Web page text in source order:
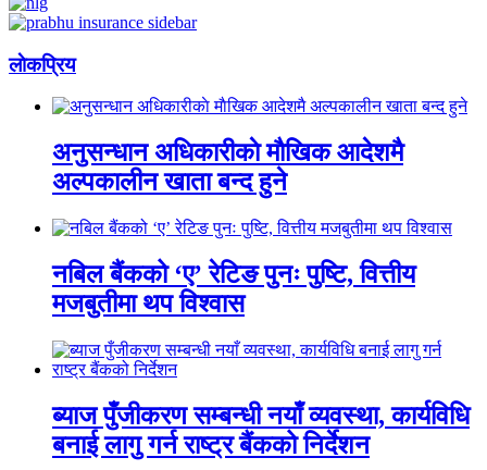
लाेकप्रिय
अनुसन्धान अधिकारीकाे माैखिक आदेशमै
अल्पकालीन खाता बन्द हुने
नबिल बैंकको ‘ए’ रेटिङ पुनः पुष्टि, वित्तीय
मजबुतीमा थप विश्वास
ब्याज पुँजीकरण सम्बन्धी नयाँ व्यवस्था, कार्यविधि
बनाई लागु गर्न राष्ट्र बैंकको निर्देशन